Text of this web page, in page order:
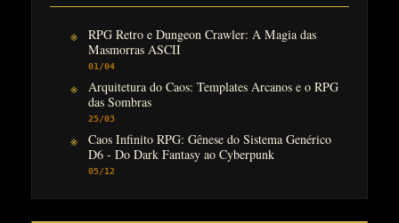
RPG Retro e Dungeon Crawler: A Magia das
Masmorras ASCII
01/04
Arquitetura do Caos: Templates Arcanos e o RPG
das Sombras
25/03
Caos Infinito RPG: Gênese do Sistema Genérico
D6 - Do Dark Fantasy ao Cyberpunk
05/12